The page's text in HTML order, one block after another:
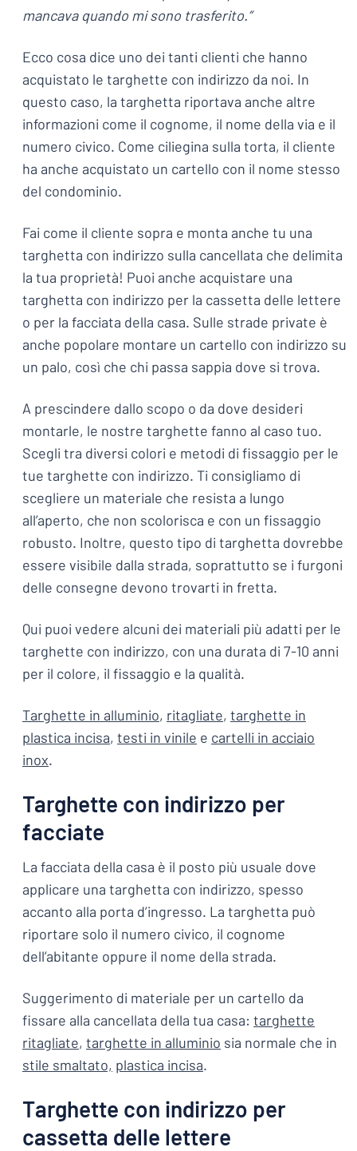
mancava quando mi sono trasferito.”
Ecco cosa dice uno dei tanti clienti che hanno
acquistato le targhette con indirizzo da noi. In
questo caso, la targhetta riportava anche altre
informazioni come il cognome, il nome della via e il
numero civico. Come ciliegina sulla torta, il cliente
ha anche acquistato un cartello con il nome stesso
del condominio.
Fai come il cliente sopra e monta anche tu una
targhetta con indirizzo sulla cancellata che delimita
la tua proprietà! Puoi anche acquistare una
targhetta con indirizzo per la cassetta delle lettere
o per la facciata della casa. Sulle strade private è
anche popolare montare un cartello con indirizzo su
un palo, così che chi passa sappia dove si trova.
A prescindere dallo scopo o da dove desideri
montarle, le nostre targhette fanno al caso tuo.
Scegli tra diversi colori e metodi di fissaggio per le
tue targhette con indirizzo. Ti consigliamo di
scegliere un materiale che resista a lungo
all’aperto, che non scolorisca e con un fissaggio
robusto. Inoltre, questo tipo di targhetta dovrebbe
essere visibile dalla strada, soprattutto se i furgoni
delle consegne devono trovarti in fretta.
Qui puoi vedere alcuni dei materiali più adatti per le
targhette con indirizzo, con una durata di 7-10 anni
per il colore, il fissaggio e la qualità.
Targhette in alluminio, ritagliate, targhette in
plastica incisa, testi in vinile e cartelli in acciaio
inox.
Targhette con indirizzo per
facciate
La facciata della casa è il posto più usuale dove
applicare una targhetta con indirizzo, spesso
accanto alla porta d’ingresso. La targhetta può
riportare solo il numero civico, il cognome
dell’abitante oppure il nome della strada.
Suggerimento di materiale per un cartello da
fissare alla cancellata della tua casa: targhette
ritagliate, targhette in alluminio sia normale che in
stile smaltato, plastica incisa.
Targhette con indirizzo per
cassetta delle lettere